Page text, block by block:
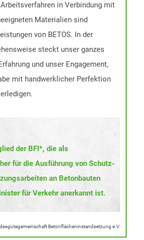
in Verbindung mit
Materialien sind
von BETOS. In der
steckt unser ganzes
und unser Engagement,
mit handwerklicher Perfektion
der BFI*, die als
für die Ausführung von Schutz-
an Betonbauten
für Verkehr anerkannt ist.
Betonflächeninstandsetzung e.V.